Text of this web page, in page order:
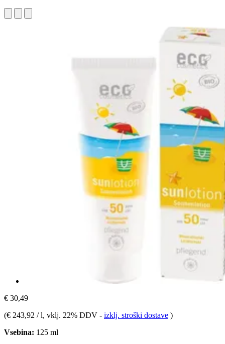
€ 30,49
(€ 243,92 / l, vklj. 22% DDV - izklj. stroški dostave )
Vsebina: 125 ml